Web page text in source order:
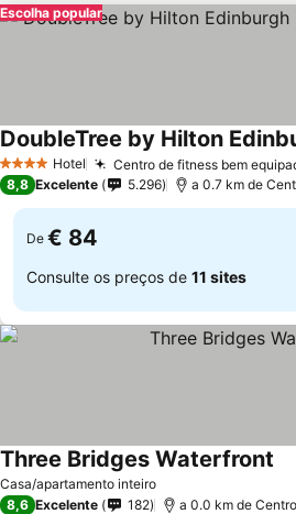
Escolha popular
4 EstrelasHotel Centro de fitness bem
Ver preços
8,8 Excelente 5.296 a 0.7 km de
De € 84
Consulte os preços de 11 sites
Casa/apartamento inteiro
Three Bridges Waterfront
8,6 Excelente 182 a 0.0 km de